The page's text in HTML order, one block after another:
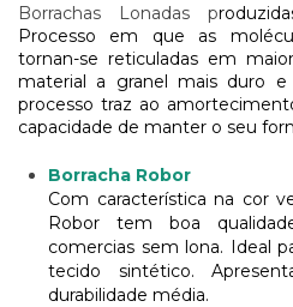
Borrachas Lonadas p
Processo em que as
tornan-se reticuladas em
material a granel mais duro e
processo traz ao
capacidade de manter o seu
Borracha Robor
Com característica na cor
Robor tem boa
comercias sem lona. Ideal
tecido sintético.
durabilidade média.